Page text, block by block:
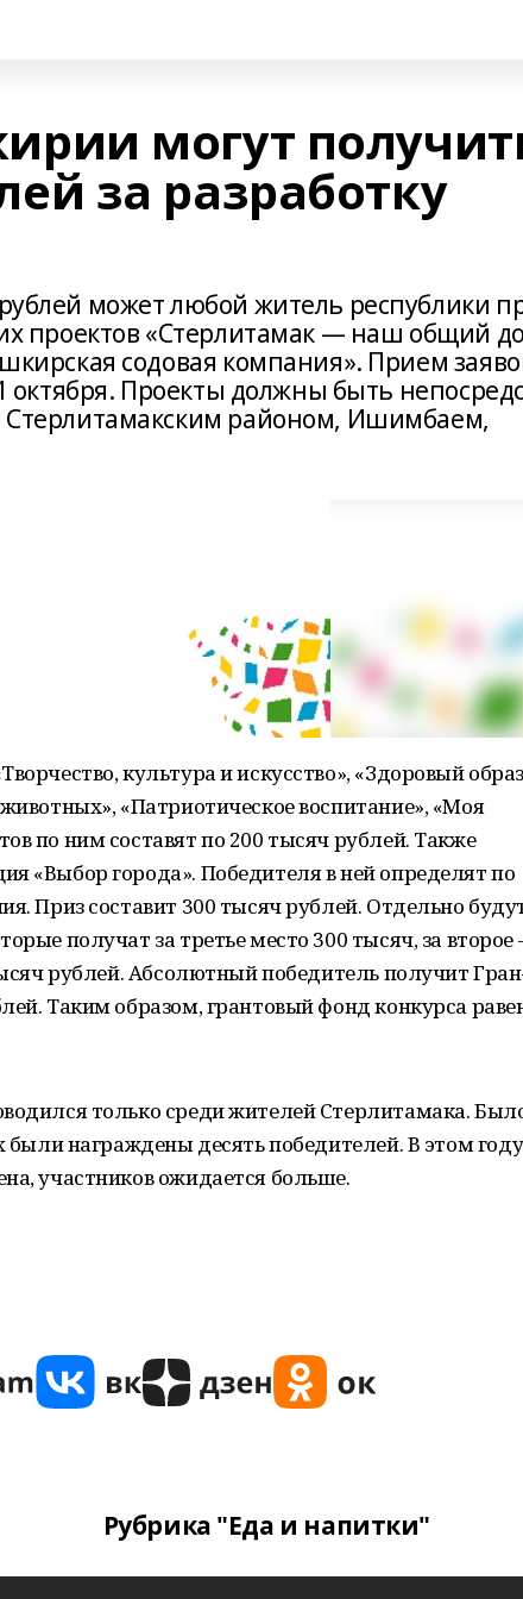
могут
за разработку
может любой житель республики
проектов «Стерлитамак — наш общий
содовая компания». Прием
октября. Проекты должны быть
Стерлитамакским районом, Ишимбаем,
культура и искусство», «Здоровый образ
«Патриотическое воспитание», «Моя
по ним составят по 200 тысяч рублей. Также
«Выбор города». Победителя в ней определят по
Приз составит 300 тысяч рублей. Отдельно
получат за третье место 300 тысяч, за
рублей. Абсолютный победитель получит
Таким образом, грантовый фонд конкурса
только среди жителей Стерлитамака.
были награждены десять победителей. В этом году
участников ожидается больше.
Рубрика "Еда и напитки"